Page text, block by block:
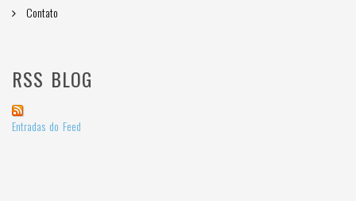
Contato
RSS BLOG
Entradas do Feed